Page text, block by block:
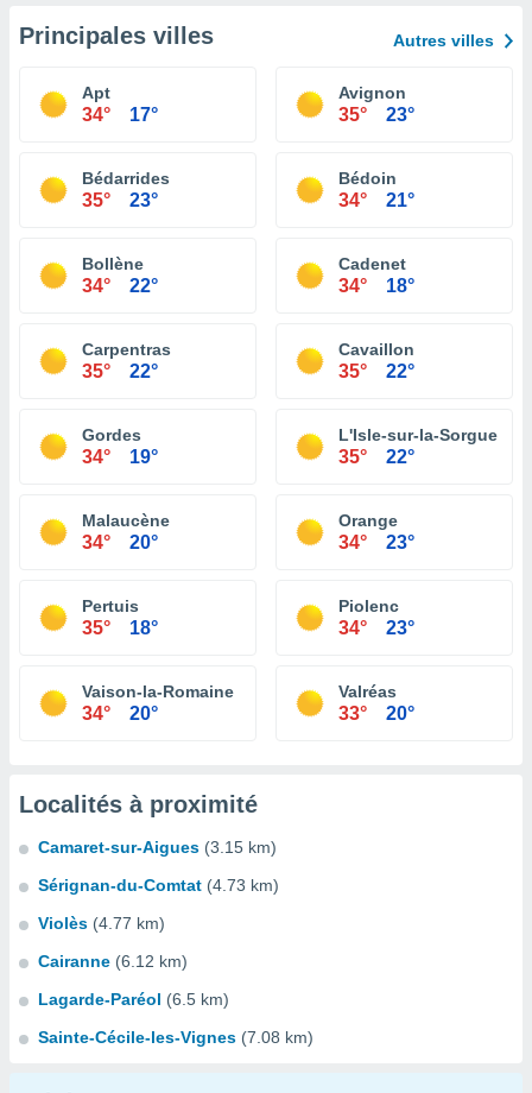
Principales villes Autres villes
Apt
34° 17°
Avignon
35° 23°
Bédarrides
35° 23°
Bédoin
34° 21°
Bollène
34° 22°
Cadenet
34° 18°
Carpentras
35° 22°
Cavaillon
35° 22°
Gordes
34° 19°
L'Isle-sur-la-Sorgue
35° 22°
Malaucène
34° 20°
Orange
34° 23°
Pertuis
35° 18°
Piolenc
34° 23°
Vaison-la-Romaine
34° 20°
Valréas
33° 20°
Localités à proximité
Camaret-sur-Aigues (3.15 km)
Sérignan-du-Comtat (4.73 km)
Violès (4.77 km)
Cairanne (6.12 km)
Lagarde-Paréol (6.5 km)
Sainte-Cécile-les-Vignes (7.08 km)